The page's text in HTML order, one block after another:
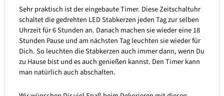
Sehr praktisch ist der eingebaute Timer. Diese Zeitschaltuhr
schaltet die gedrehten LED Stabkerzen jeden Tag zur selben
Uhrzeit für 6 Stunden an. Danach machen sie wieder eine 18
Stunden Pause und am nächsten Tag leuchten sie wieder für
Dich. So leuchten die Stabkerzen auch immer dann, wenn Du
zu Hause bist und es auch genießen kannst. Den Timer kann
man natürlich auch abschalten.